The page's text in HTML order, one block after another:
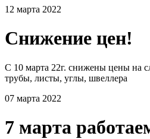
12 марта 2022
Снижение цен!
С 10 марта 22г. снижены цены на
трубы, листы, углы, швеллера
07 марта 2022
7 марта